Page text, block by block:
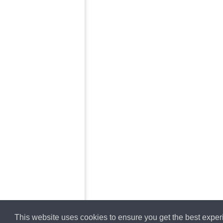
This website uses cookies to ensure you get the best